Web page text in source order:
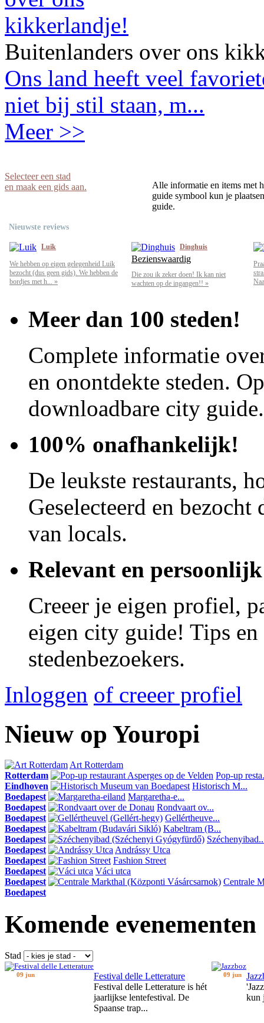
Buitenlanders over ons
Ons land heeft veel
niet bij stil staan, m...
Meer >>
Selecteer een stad
en maak een gids aan.
Alle informatie en items met
guide symbool kun je
guide.
Nieuwste reviews
Luik
We hebben op eigen gelegenheid Luik
bezocht (dus geen gids). We hebben de
bordjes met h... »
Dinghuis
Bezienswaardig
Die zou ik zeker doen! Ik kan niet
wachten op de ingangen!! »
Meer dan 100 steden!
Complete informatie
en onontdekte steden.
downloadbare city guide.
100% onafhankelijk!
De leukste restaurants,
Geselecteerd en
van locals.
Relevant en persoonlijk
Creeer je eigen profiel,
eigen city guide! Tips
stedenbezoekers.
Inloggen of creeer profiel
Nieuw op Youropi
Art Rotterdam
Rotterdam
Pop-up
Eindhoven
Historisch M...
Boedapest
Margaretha-e...
Boedapest
Rondvaart ov...
Boedapest
Gellértheuve...
Boedapest
Kabeltram (B...
Boedapest
Boedapest
Andrássy Utca
Boedapest
Fashion Street
Boedapest
Váci utca
Boedapest
Centrale
Boedapest
Komende evenementen
Stad
09 jun
Festival delle Letterature
Festival delle Letterature is hét
jaarlijkse lentefestival. De
Spaanse trap...
09 jun
kun